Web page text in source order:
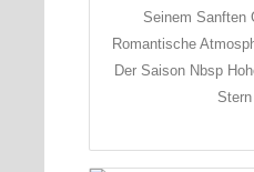
Seinem Sanften
Romantische
Der Saison Nbsp